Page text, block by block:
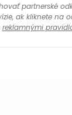
partnerské
ak kliknete na
reklamnými